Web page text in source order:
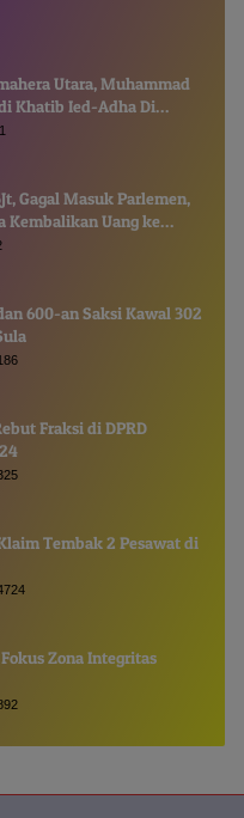
Utara, Muhammad
Khatib Ied-Adha Di
Gagal Masuk Parlemen,
Kembalikan Uang ke
600-an Saksi Kawal 302
Fraksi di DPRD
Tembak 2 Pesawat di
Zona Integritas